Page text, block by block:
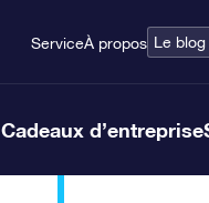
ServiceÀ propos Le blog
Cadeaux d’entreprise